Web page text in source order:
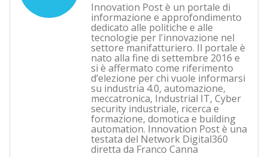
Innovation Post è un portale di
informazione e approfondimento
dedicato alle politiche e alle
tecnologie per l'innovazione nel
settore manifatturiero. Il portale è
nato alla fine di settembre 2016 e
si è affermato come riferimento
d’elezione per chi vuole informarsi
su industria 4.0, automazione,
meccatronica, Industrial IT, Cyber
security industriale, ricerca e
formazione, domotica e building
automation. Innovation Post è una
testata del Network Digital360
diretta da Franco Canna